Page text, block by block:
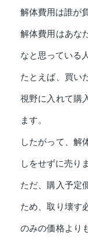
解体費用は誰が
解体費用はあな
なと思っている
たとえば、買い
視野に入れて購
ます。
したがって、解
しをせずに売り
ただ、購入予定
ため、取り壊す
のみの価格より